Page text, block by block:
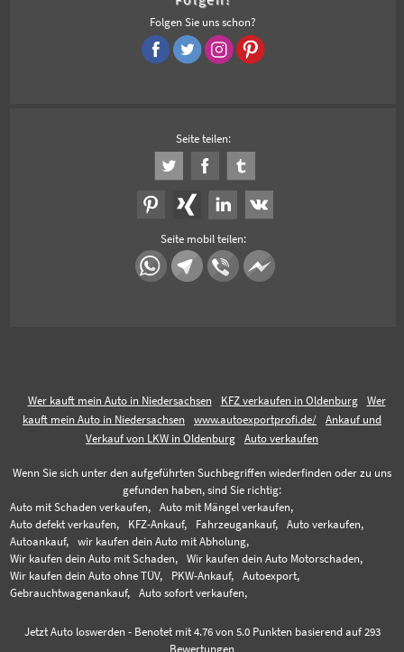
Folgen Sie uns schon?
Seite teilen:
Seite mobil teilen:
Wer kauft mein Auto in Niedersachsen KFZ verkaufen in Oldenburg
Wer
kauft mein Auto in Niedersachsen
www.autoexportprofi.de/
Ankauf und
Verkauf von LKW in Oldenburg
Auto verkaufen
Wenn Sie sich unter den aufgeführten Suchbegriffen wiederfinden oder zu uns
gefunden haben, sind Sie richtig:
Auto mit Schaden verkaufen,
Auto mit Mängel verkaufen,
Auto defekt verkaufen,
KFZ-Ankauf, Fahrzeugankauf,
Auto verkaufen,
Autoankauf,
wir kaufen dein Auto mit Abholung,
Wir kaufen dein Auto mit Schaden,
Wir kaufen dein Auto Motorschaden,
Wir kaufen dein Auto ohne TÜV,
PKW-Ankauf,
Autoexport,
Gebrauchtwagenankauf,
Auto sofort verkaufen,
Jetzt Auto loswerden- Benotet mit 4.76von 5.0 Punkten basierend auf 293
Bewertungen